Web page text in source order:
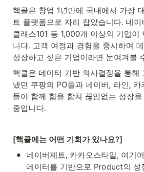
핵클은 창업 1년만에 국내에서 가장
트 플랫폼으로 자리 잡았습니다. 네이
클래스101 등 1,000개 이상의 기업이
니다. 고객 여정과 경험을 중시하며
성장하고 싶은 기업이라면 눈여겨볼
핵클은 데이터 기반 의사결정을 통해
냈던 쿠팡의 PO들과 네이버, 라인,
들이 함께 힘을 합쳐 끊임없는 성장
중입니다.
[핵클에는 어떤 기회가 있나요?]
•
네이버제트, 카카오스타일, 여기
데이터를 기반으로 Product의 성